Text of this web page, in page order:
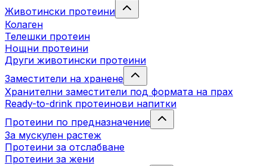
Животински протеини
Колаген
Телешки протеин
Нощни протеини
Други животински протеини
Заместители на хранене
Хранителни заместители под формата на прах
Ready-to-drink протеинови напитки
Протеини по предназначение
За мускулен растеж
Протеини за отслабване
Протеини за жени